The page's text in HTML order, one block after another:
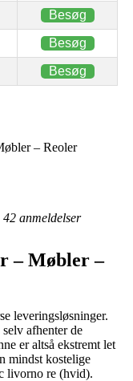
Besøg
Besøg
Besøg
– Reoler
42 anmeldelser
– Møbler –
leveringsløsninger.
afhenter de
er altså ekstremt let
mindst kostelige
livorno re (hvid).